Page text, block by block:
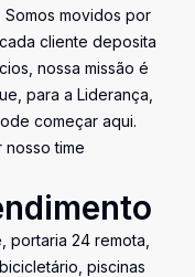
movidos por
cliente deposita
nossa missão é
para a Liderança,
começar aqui.
nosso time
portaria 24 remota,
piscinas